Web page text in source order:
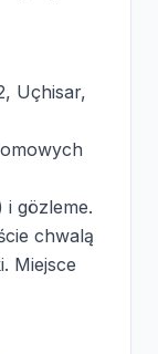
Uçhisar,
i gözleme.
chwalą
Miejsce